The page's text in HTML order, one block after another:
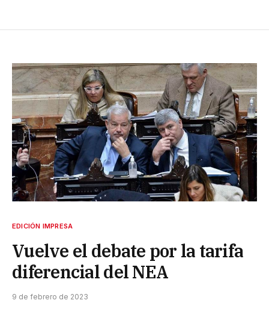
EDICIÓN IMPRESA
Vuelve el debate por la tarifa
diferencial del NEA
9 de febrero de 2023